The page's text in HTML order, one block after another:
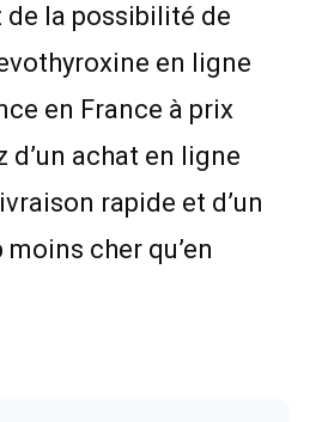
de la possibilité de
en ligne
en France à prix
d’un achat en ligne
rapide et d’un
cher qu’en